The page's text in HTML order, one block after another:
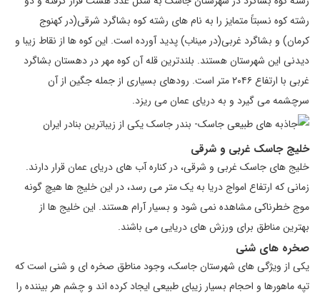
رشته کوه نسبتاً متمایز را به نام های رشته کوه بشاگرد شرقی(در کهنوج
کرمان) و بشاگرد غربی(در میناب) پدید آورده است. این کوه ها از نقاط زیبا و
دیدنی این شهرستان هستند. بلندترین قله آن کوه مهر در دهستان بشاگرد
غربی با ارتفاع ۲۰۴۶ متر است. رودهای بسیاری از جمله جگین از آن
سرچشمه می گیرد و به دریای عمان می ریزد.
خلیج جاسک غربی و شرقی
خلیج های جاسک غربی و شرقی، در کناره آب های دریای عمان قرار دارند.
زمانی که ارتفاع امواج دریا به یک متر می رسد، در این خلیج ها هیچ گونه
موج خطرناکی مشاهده نمی شود و بسیار آرام هستند. این خلیج ها از
بهترین مناطق برای ورزش های دریایی می باشند.
صخره های شنی
یکی از ویژگی های شهرستان جاسک، وجود مناطق صخره ای و شنی است که
تپه ماهورها و احجام بسیار زیبای طبیعی ایجاد کرده اند و چشم هر بیننده را